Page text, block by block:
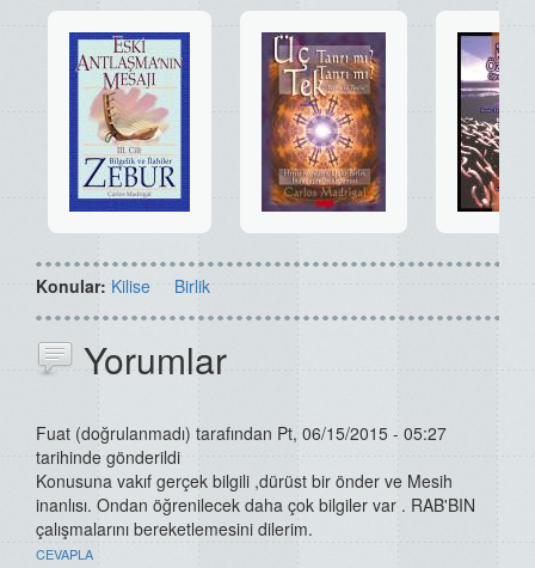
Konular: Kilise Birlik
Yorumlar
Fuat (doğrulanmadı) tarafından Pt, 06/15/2015 - 05:27
tarihinde gönderildi
Konusuna vakıf gerçek bilgili ,dürüst bir önder ve Mesih
inanlısı. Ondan öğrenilecek daha çok bilgiler var . RAB'BIN
çalışmalarını bereketlemesini dilerim.
CEVAPLA